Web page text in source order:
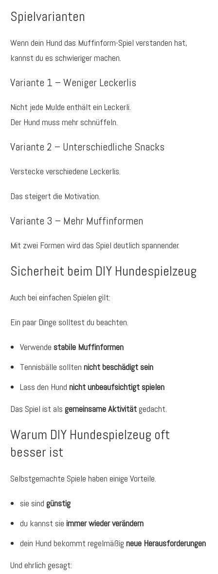
Spielvarianten
Wenn dein Hund das Muffinform-Spiel verstanden hat,
kannst du es schwieriger machen.
Variante 1 – Weniger Leckerlis
Nicht jede Mulde enthält ein Leckerli.
Der Hund muss mehr schnüffeln.
Variante 2 – Unterschiedliche Snacks
Verstecke verschiedene Leckerlis.
Das steigert die Motivation.
Variante 3 – Mehr Muffinformen
Mit zwei Formen wird das Spiel deutlich spannender.
Sicherheit beim DIY Hundespielzeug
Auch bei einfachen Spielen gilt:
Ein paar Dinge solltest du beachten.
Verwende stabile Muffinformen
Tennisbälle sollten nicht beschädigt sein
Lass den Hund nicht unbeaufsichtigt spielen
Das Spiel ist als gemeinsame Aktivität gedacht.
Warum DIY Hundespielzeug oft
besser ist
Selbstgemachte Spiele haben einige Vorteile.
sie sind günstig
du kannst sie immer wieder verändern
dein Hund bekommt regelmäßig neue Herausforderungen
Und ehrlich gesagt: